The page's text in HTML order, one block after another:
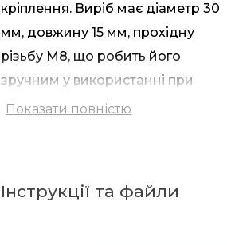
кріплення. Виріб має діаметр 30
мм, довжину 15 мм, прохідну
різьбу М8, що робить його
зручним у використанні при
монтажі в бетонні чи металеві
на однійізсторін, який відіграє
Показати повністю
Інструкції та файли